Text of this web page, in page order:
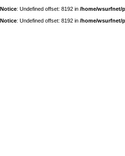
Notice: Undefined offset: 8192 in /home/wsurfnet/
Notice: Undefined offset: 8192 in /home/wsurfnet/